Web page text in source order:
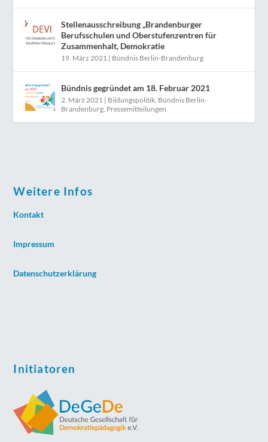
Stellenausschreibung „Brandenburger
Berufsschulen und Oberstufenzentren für
Zusammenhalt, Demokratie
19. März 2021 | Bündnis Berlin-Brandenburg
Bündnis gegründet am 18. Februar 2021
2. März 2021 | Bildungspolitik, Bündnis Berlin-
Brandenburg, Pressemitteilungen
Weitere Infos
Kontakt
Impressum
Datenschutzerklärung
Initiatoren